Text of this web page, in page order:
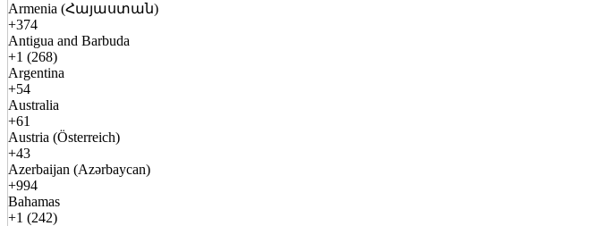
Armenia (Հայաստան)
+374
Antigua and Barbuda
+1 (268)
Argentina
+54
Australia
+61
Austria (Österreich)
+43
Azerbaijan (Azərbaycan)
+994
Bahamas
+1 (242)